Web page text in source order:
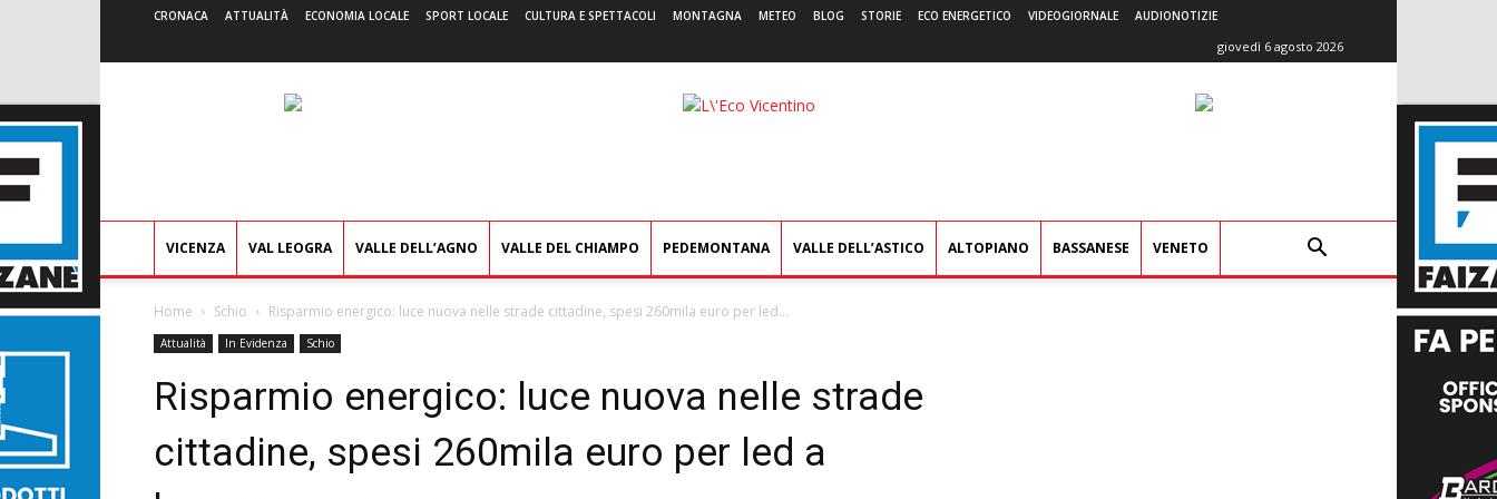
CRONACA ATTUALITÀ ECONOMIA LOCALE SPORT LOCALE CULTURA E SPETTACOLI MONTAGNA METEO BLOG STORIE ECO ENERGETICO VIDEOGIORNALE AUDIONOTIZIE
giovedì 6 agosto 2026
L'Eco
VICENZA VAL LEOGRA VALLE DELL’AGNO VALLE DEL CHIAMPO PEDEMONTANA VALLE DELL’ASTICO ALTOPIANO BASSANESE VENETO
Home Schio Risparmio energico: luce nuova nelle strade cittadine, spesi 260mila euro per led...
Attualità In Evidenza Schio
Risparmio energico: luce nuova nelle strade
cittadine, spesi 260mila euro per led a